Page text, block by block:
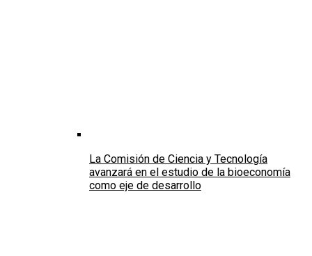
La Comisión de Ciencia y Tecnología
avanzará en el estudio de la bioeconomía
como eje de desarrollo